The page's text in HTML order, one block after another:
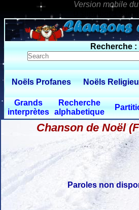
0 $limitbot 1
Recherche :
Noëls Profanes Noëls
Grands
interprètes
Recherche
alphabetique
Chanson de Noël
Paroles non